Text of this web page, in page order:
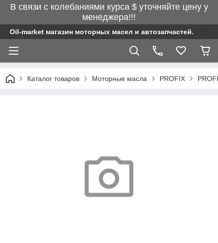
В связи с колебаниями курса $ уточняйте цену у
менеджера!!!
Oil-market магазин моторных масел и автозапчастей.
Каталог товаров Моторные масла PROFIX